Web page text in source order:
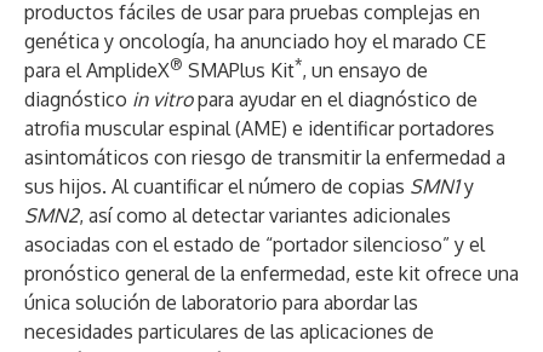
productos fáciles de usar para pruebas complejas en
genética y oncología, ha anunciado hoy el marado CE
para el AmplideX® SMAPlus Kit*, un ensayo de
diagnóstico in vitropara ayudar en el diagnóstico de
atrofia muscular espinal (AME) e identificar portadores
asintomáticos con riesgo de transmitir la enfermedad a
sus hijos. Al cuantificar el número de copias SMN1y
SMN2, así como al detectar variantes adicionales
asociadas con el estado de “portador silencioso” y el
pronóstico general de la enfermedad, este kit ofrece una
única solución de laboratorio para abordar las
necesidades particulares de las aplicaciones de